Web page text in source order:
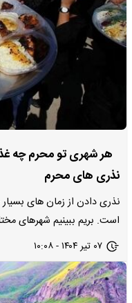
هر شهری تو محرم چه
نذری های محرم
نذری دادن از زمان های
است. بریم ببینیم شهرهای
۰۷ تیر ۱۴۰۴ - ۱۰:۰۸